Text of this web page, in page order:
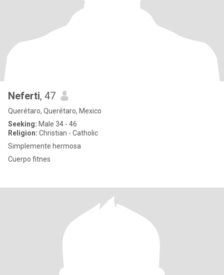
Neferti, 47
Querétaro, Querétaro, Mexico
Seeking: Male 34 - 46
Religion: Christian - Catholic
Simplemente hermosa
Cuerpo fitnes